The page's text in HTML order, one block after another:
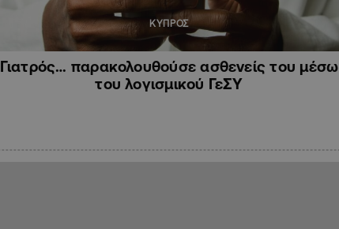
ΚΥΠΡΟΣ
Γιατρός… παρακολουθούσε ασθενείς του μέσω
του λογισμικού ΓεΣΥ